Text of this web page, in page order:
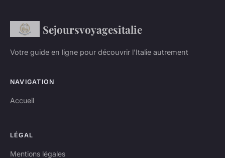
Sejoursvoyagesitalie
Votre guide en ligne pour découvrir l'Italie autrement
NAVIGATION
Accueil
LÉGAL
Mentions légales